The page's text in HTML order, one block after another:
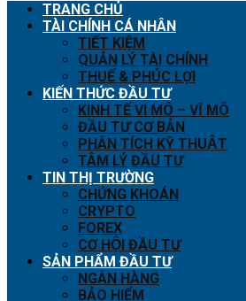
TRANG CHỦ
TÀI CHÍNH CÁ NHÂN
TIẾT KIỆM
QUẢN LÝ TÀI CHÍNH
THUẾ & PHÚC LỢI
KIẾN THỨC ĐẦU TƯ
KINH TẾ VI MÔ – VĨ MÔ
ĐẦU TƯ CƠ BẢN
PHÂN TÍCH KỸ THUẬT
TÂM LÝ ĐẦU TƯ
TIN THỊ TRƯỜNG
CHỨNG KHOÁN
CRYPTO
FOREX
CƠ HỘI ĐẦU TƯ
SẢN PHẨM ĐẦU TƯ
NGÂN HÀNG
BẢO HIỂM